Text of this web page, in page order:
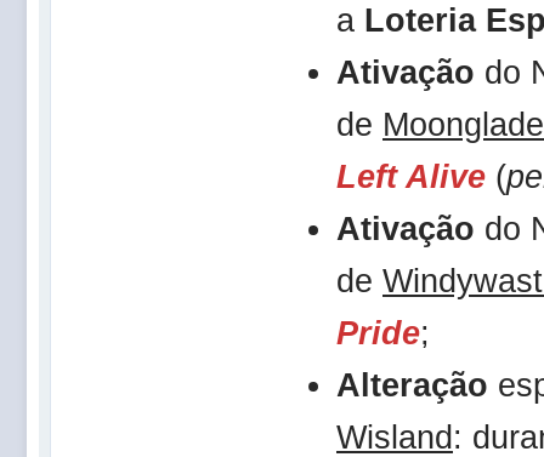
a Loteria
Ativação do
de Moonglade
Left Alive (
Ativação do
de
Pride;
Alteração
Wisland: